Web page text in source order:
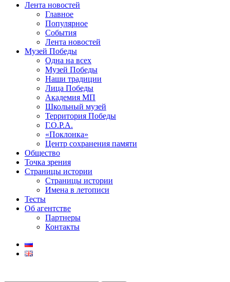
Лента новостей
Главное
Популярное
События
Лента новостей
Музей Победы
Одна на всех
Музей Победы
Наши традиции
Лица Победы
Академия МП
Школьный музей
Территория Победы
Г.О.Р.А.
«Поклонка»
Центр сохранения памяти
Общество
Точка зрения
Страницы истории
Страницы истории
Имена в летописи
Тесты
Об агентстве
Партнеры
Контакты